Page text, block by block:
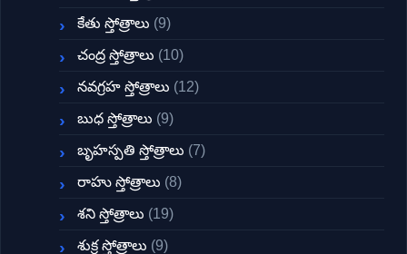
కేతు స్తోత్రాలు (9)
చంద్ర స్తోత్రాలు (10)
నవగ్రహ స్తోత్రాలు (12)
బుధ స్తోత్రాలు (9)
బృహస్పతి స్తోత్రాలు (7)
రాహు స్తోత్రాలు (8)
శని స్తోత్రాలు (19)
శుక్ర స్తోత్రాలు (9)